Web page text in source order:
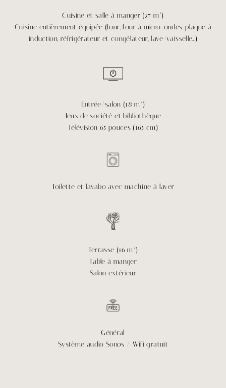
Cuisine et salle à manger (27 m²)
Cuisine entièrement équipée (four, four à micro-ondes, plaque à
induction, réfrigérateur et congélateur, lave-vaisselle…)
Entrée/salon (18 m²)
Jeux de société et bibliothèque
Télévision 65 pouces (165 cm)
Toilette et lavabo avec machine à laver
Terrasse (16 m²)
Table à manger
Salon extérieur
Général
Système audio Sonos / Wifi gratuit